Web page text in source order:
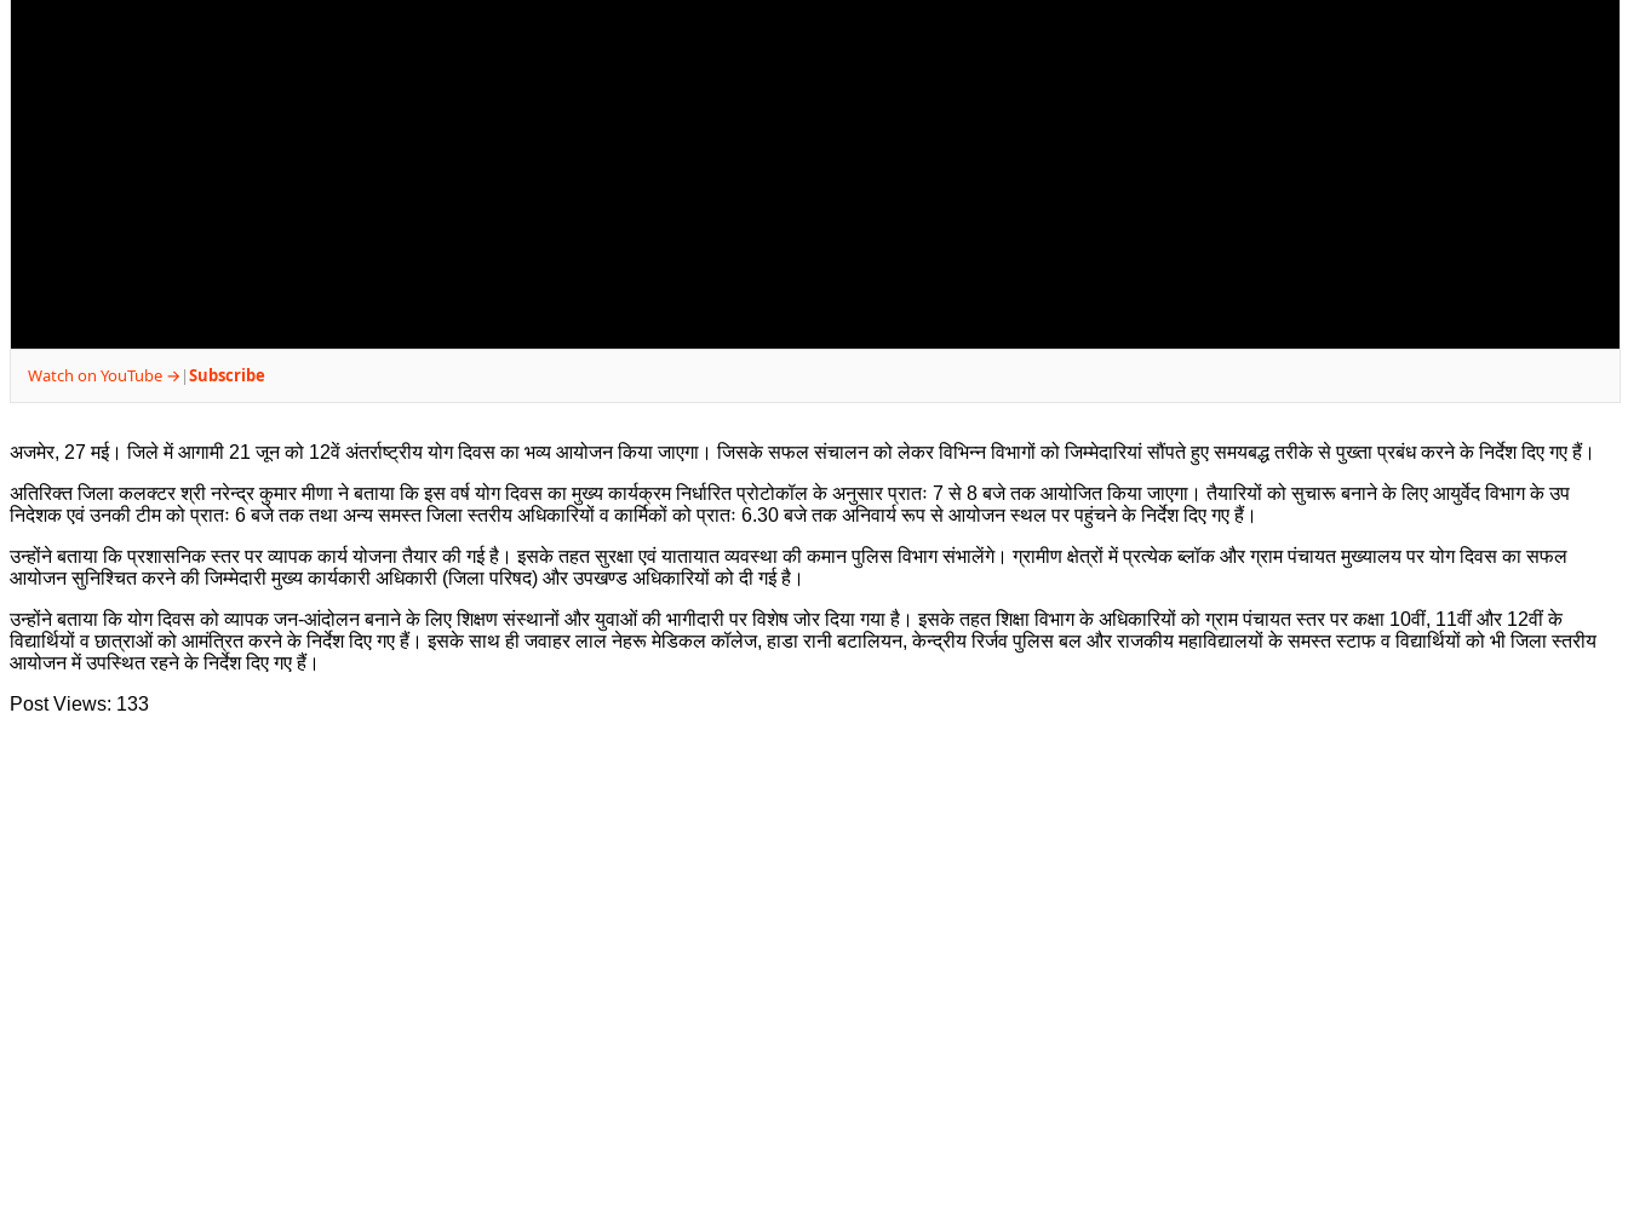
Watch on YouTube → |Subscribe
अजमेर, 27 मई। जिले में आगामी 21 जून को 12वें अंतर्राष्ट्रीय योग दिवस का भव्य आयोजन किया जाएगा। जिसके सफल संचालन को लेकर विभिन्न विभागों को जिम्मेदारियां सौंपते हुए समयबद्ध तरीके से पुख्ता प्रबंध करने के निर्देश दिए गए हैं।
अतिरिक्त जिला कलक्टर श्री नरेन्द्र कुमार मीणा ने बताया कि इस वर्ष योग दिवस का मुख्य कार्यक्रम निर्धारित प्रोटोकॉल के अनुसार प्रातः 7 से 8 बजे तक आयोजित किया जाएगा। तैयारियों को सुचारू बनाने के लिए आयुर्वेद विभाग के उप
निदेशक एवं उनकी टीम को प्रातः 6 बजे तक तथा अन्य समस्त जिला स्तरीय अधिकारियों व कार्मिकों को प्रातः 6.30 बजे तक अनिवार्य रूप से आयोजन स्थल पर पहुंचने के निर्देश दिए गए हैं।
उन्होंने बताया कि प्रशासनिक स्तर पर व्यापक कार्य योजना तैयार की गई है। इसके तहत सुरक्षा एवं यातायात व्यवस्था की कमान पुलिस विभाग संभालेंगे। ग्रामीण क्षेत्रों में प्रत्येक ब्लॉक और ग्राम पंचायत मुख्यालय पर योग दिवस का सफल
आयोजन सुनिश्चित करने की जिम्मेदारी मुख्य कार्यकारी अधिकारी (जिला परिषद) और उपखण्ड अधिकारियों को दी गई है।
उन्होंने बताया कि योग दिवस को व्यापक जन-आंदोलन बनाने के लिए शिक्षण संस्थानों और युवाओं की भागीदारी पर विशेष जोर दिया गया है। इसके तहत शिक्षा विभाग के अधिकारियों को ग्राम पंचायत स्तर पर कक्षा 10वीं, 11वीं और 12वीं के
विद्यार्थियों व छात्राओं को आमंत्रित करने के निर्देश दिए गए हैं। इसके साथ ही जवाहर लाल नेहरू मेडिकल कॉलेज, हाडा रानी बटालियन, केन्द्रीय रिर्जव पुलिस बल और राजकीय महाविद्यालयों के समस्त स्टाफ व विद्यार्थियों को भी जिला स्तरीय
आयोजन में उपस्थित रहने के निर्देश दिए गए हैं।
Post Views: 133